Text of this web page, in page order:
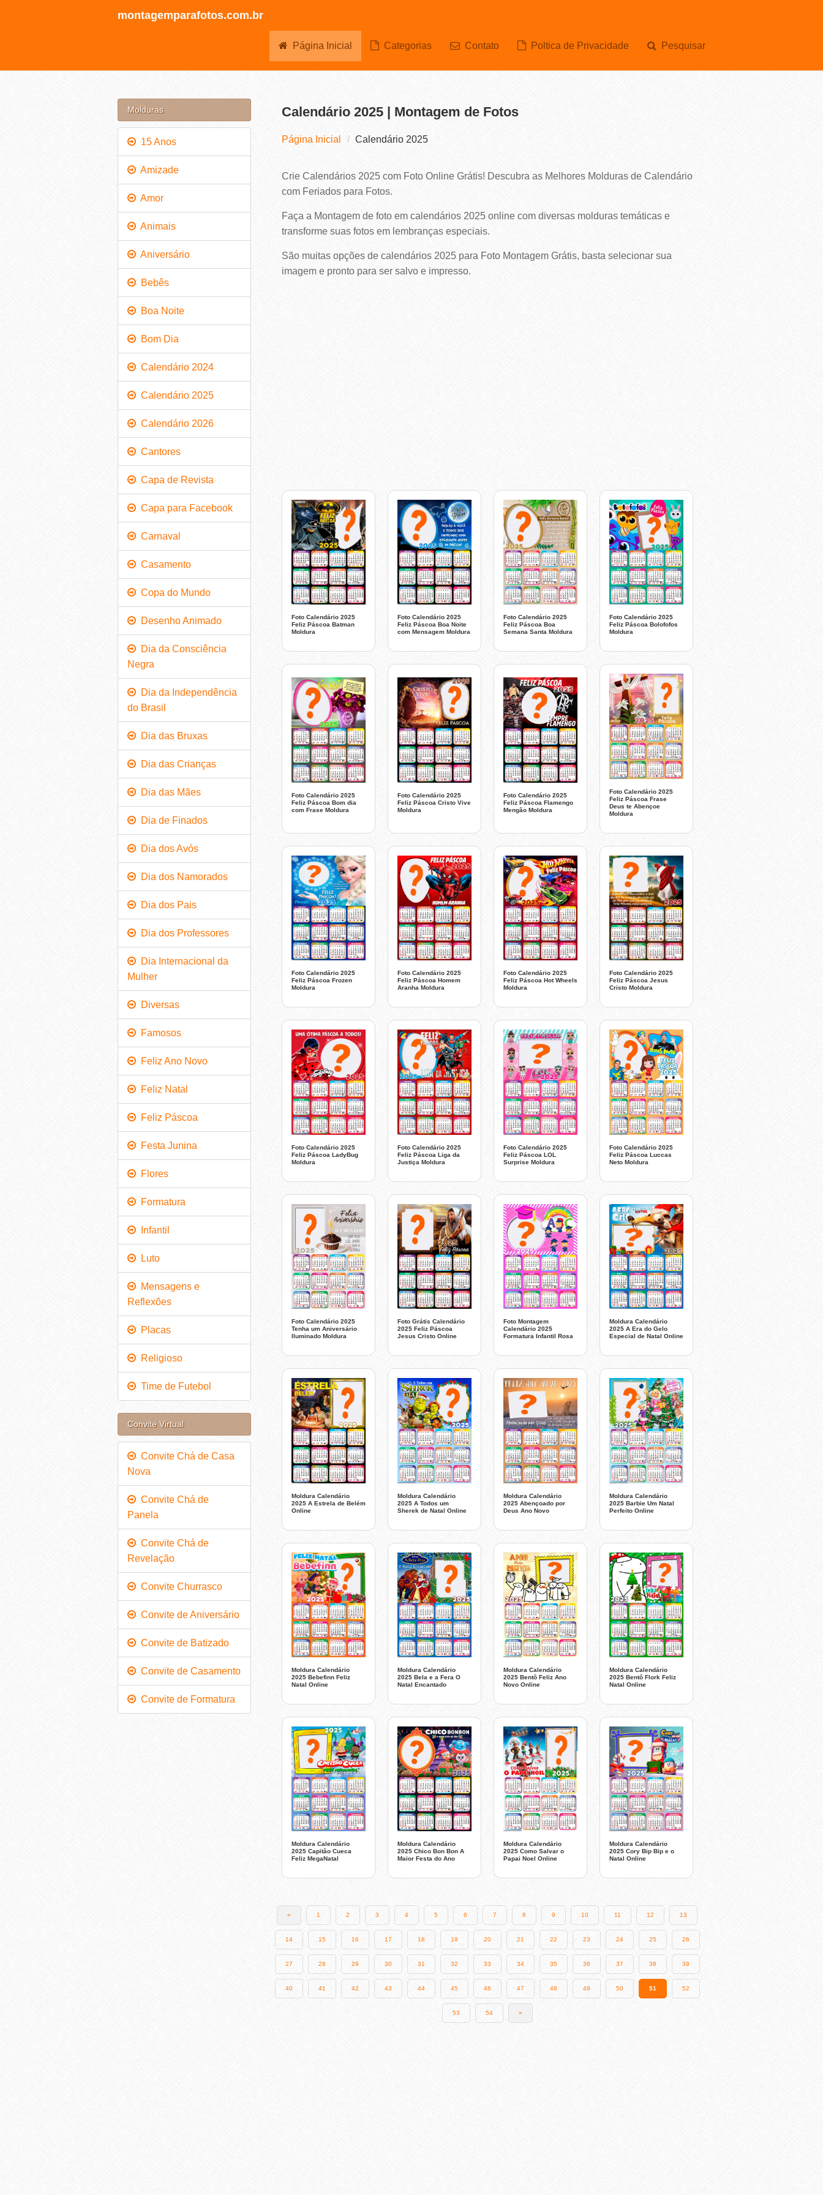
montagemparafotos.com.br
Página Inicial Categorias Contato Poltica de Privacidade Pesquisar
Calendário 2025 | Montagem de Fotos
Página Inicial Calendário 2025
Crie Calendários 2025 com Foto Online Grátis! Descubra as Melhores Molduras de Calendário
com Feriados para Fotos.
Faça a Montagem de foto em calendários 2025 online com diversas molduras temáticas e
transforme suas fotos em lembranças especiais.
São muitas opções de calendários 2025 para Foto Montagem Grátis, basta selecionar sua
imagem e pronto para ser salvo e impresso.
Foto Calendário 2025
Feliz Páscoa Batman
Moldura
Foto Calendário 2025
Feliz Páscoa Boa Noite
com Mensagem Moldura
Foto Calendário 2025
Feliz Páscoa Boa
Semana Santa Moldura
Foto Calendário 2025
Feliz Páscoa Bolofofos
Moldura
Foto Calendário 2025
Feliz Páscoa Bom dia
com Frase Moldura
Foto Calendário 2025
Feliz Páscoa Cristo Vive
Moldura
Foto Calendário 2025
Feliz Páscoa Flamengo
Mengão Moldura
Foto Calendário 2025
Feliz Páscoa Frase
Deus te Abençoe
Moldura
Foto Calendário 2025
Feliz Páscoa Frozen
Moldura
Foto Calendário 2025
Feliz Páscoa Homem
Aranha Moldura
Foto Calendário 2025
Feliz Páscoa Hot Wheels
Moldura
Foto Calendário 2025
Feliz Páscoa Jesus
Cristo Moldura
Foto Calendário 2025
Feliz Páscoa LadyBug
Moldura
Foto Calendário 2025
Feliz Páscoa Liga da
Justiça Moldura
Foto Calendário 2025
Feliz Páscoa LOL
Surprise Moldura
Foto Calendário 2025
Feliz Páscoa Luccas
Neto Moldura
Foto Calendário 2025
Tenha um Aniversário
Iluminado Moldura
Foto Grátis Calendário
2025 Feliz Páscoa
Jesus Cristo Online
Foto Montagem
Calendário 2025
Formatura Infantil Rosa
Moldura Calendário
2025 A Era do Gelo
Especial de Natal Online
Moldura Calendário
2025 A Estrela de Belém
Online
Moldura Calendário
2025 A Todos um
Sherek de Natal Online
Moldura Calendário
2025 Abençoado por
Deus Ano Novo
Moldura Calendário
2025 Barbie Um Natal
Perfeito Online
Moldura Calendário
2025 Bebefinn Feliz
Natal Online
Moldura Calendário
2025 Bela e a Fera O
Natal Encantado
Moldura Calendário
2025 Bentô Feliz Ano
Novo Online
Moldura Calendário
2025 Bentô Flork Feliz
Natal Online
Moldura Calendário
2025 Capitão Cueca
Feliz MegaNatal
Moldura Calendário
2025 Chico Bon Bon A
Maior Festa do Ano
Moldura Calendário
2025 Como Salvar o
Papai Noel Online
Moldura Calendário
2025 Cory Bip Bip e o
Natal Online
« 1 2 3 4 5 6 7 8 9 10 11 12 13
14 15 16 17 18 19 20 21 22 23 24 25 26
27 28 29 30 31 32 33 34 35 36 37 38 39
40 41 42 43 44 45 46 47 48 49 50 51 52
53 54 »
Molduras
15 Anos
Amizade
Amor
Animais
Aniversário
Bebês
Boa Noite
Bom Dia
Calendário 2024
Calendário 2025
Calendário 2026
Cantores
Capa de Revista
Capa para Facebook
Carnaval
Casamento
Copa do Mundo
Desenho Animado
Dia da Consciência
Negra
Dia da Independência
do Brasil
Dia das Bruxas
Dia das Crianças
Dia das Mães
Dia de Finados
Dia dos Avós
Dia dos Namorados
Dia dos Pais
Dia dos Professores
Dia Internacional da
Mulher
Diversas
Famosos
Feliz Ano Novo
Feliz Natal
Feliz Páscoa
Festa Junina
Flores
Formatura
Infantil
Luto
Mensagens e
Reflexões
Placas
Religioso
Time de Futebol
Convite Virtual
Convite Chá de Casa
Nova
Convite Chá de
Panela
Convite Chá de
Revelação
Convite Churrasco
Convite de Aniversário
Convite de Batizado
Convite de Casamento
Convite de Formatura